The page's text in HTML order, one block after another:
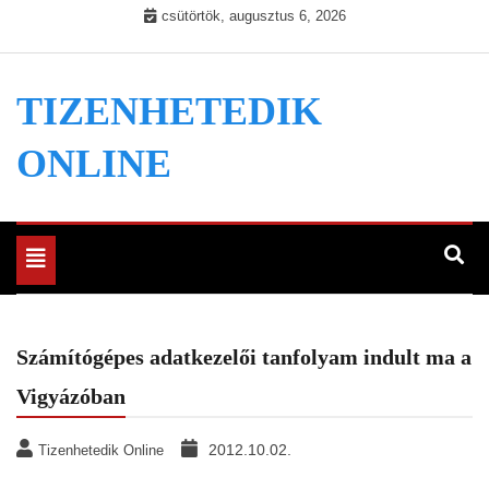
csütörtök, augusztus 6, 2026
TIZENHETEDIK
ONLINE
Toggle
navigation
Számítógépes adatkezelői tanfolyam indult ma a
Vigyázóban
Tizenhetedik Online 2012.10.02.